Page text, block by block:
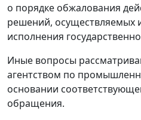
о порядке обжалования
решений, осуществляемых
исполнения
Иные вопросы
агентством по
основании
обращения.